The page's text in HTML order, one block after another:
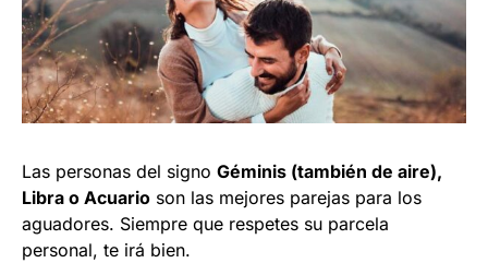
Las personas del signo Géminis (también de aire),
Libra o Acuario son las mejores parejas para los
aguadores. Siempre que respetes su parcela
personal, te irá bien.